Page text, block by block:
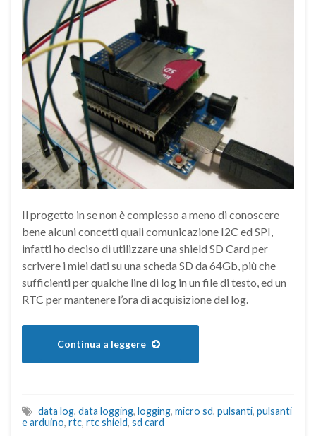
Il progetto in se non è complesso a meno di conoscere
bene alcuni concetti quali comunicazione I2C ed SPI,
infatti ho deciso di utilizzare una shield SD Card per
scrivere i miei dati su una scheda SD da 64Gb, più che
sufficienti per qualche line di log in un file di testo, ed un
RTC per mantenere l’ora di acquisizione del log.
Continua a leggere
data log, data logging, logging, micro sd, pulsanti, pulsanti
e arduino, rtc, rtc shield, sd card